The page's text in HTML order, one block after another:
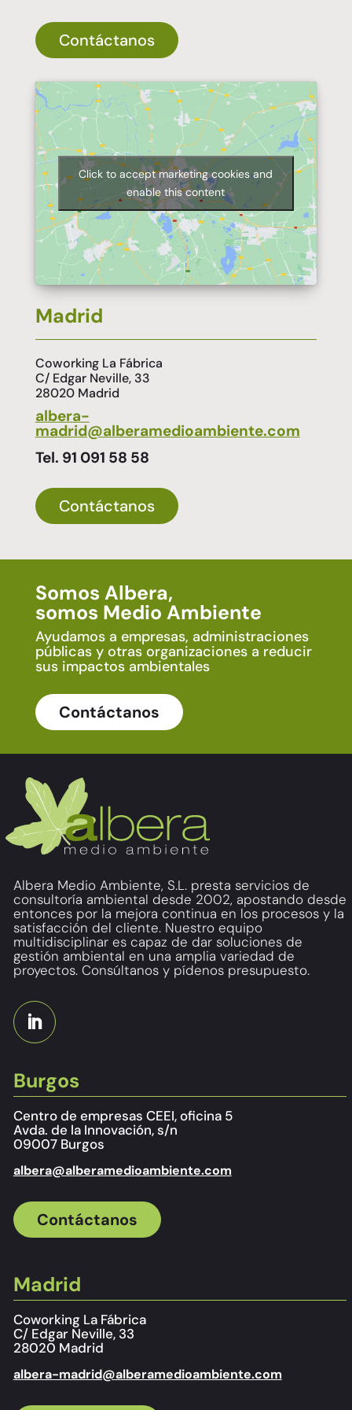
Contáctanos
Click to accept marketing cookies and
enable this content
Madrid
Coworking La Fábrica
C/ Edgar Neville, 33
28020 Madrid
albera-
madrid@alberamedioambiente.com
Tel. 91 091 58 58
Contáctanos
Somos Albera,
somos Medio Ambiente
Ayudamos a empresas, administraciones
públicas y otras organizaciones a reducir
sus impactos ambientales
Contáctanos
Albera Medio Ambiente, S.L. presta servicios de
consultoría ambiental desde 2002, apostando desde
entonces por la mejora continua en los procesos y la
satisfacción del cliente. Nuestro equipo
multidisciplinar es capaz de dar soluciones de
gestión ambiental en una amplia variedad de
proyectos. Consúltanos y pídenos presupuesto.
Burgos
Centro de empresas CEEI, oficina 5
Avda. de la Innovación, s/n
09007 Burgos
albera@alberamedioambiente.com
Contáctanos
Madrid
Coworking La Fábrica
C/ Edgar Neville, 33
28020 Madrid
albera-madrid@alberamedioambiente.com